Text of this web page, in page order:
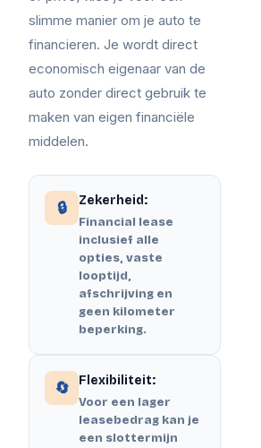
slimme manier om je auto te
financieren. Je wordt direct
economisch eigenaar van de
auto zonder direct gebruik te
maken van eigen financiële
middelen.
🔒 Zekerheid:
Financial lease
inclusief alle
opties, vaste
looptijd,
afschrijving en
geen kilometer
beperking.
🔄 Flexibiliteit:
Voor een lager
leasebedrag kan je
een slottermijn